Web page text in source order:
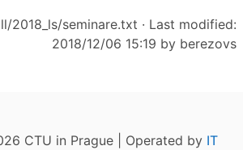
2018_ls/seminare.txt · Last modified:
2018/12/06 15:19 by berezovs
CTU in Prague | Operated by IT